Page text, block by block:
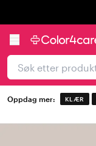
Oppdag mer: KLÆR